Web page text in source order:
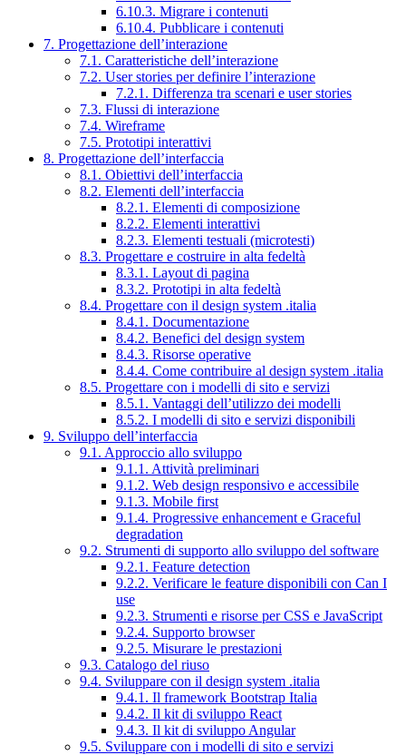
6.10.3. Migrare i contenuti
6.10.4. Pubblicare i contenuti
7. Progettazione dell’interazione
7.1. Caratteristiche dell’interazione
7.2. User stories per definire l’interazione
7.2.1. Differenza tra scenari e user stories
7.3. Flussi di interazione
7.4. Wireframe
7.5. Prototipi interattivi
8. Progettazione dell’interfaccia
8.1. Obiettivi dell’interfaccia
8.2. Elementi dell’interfaccia
8.2.1. Elementi di composizione
8.2.2. Elementi interattivi
8.2.3. Elementi testuali (microtesti)
8.3. Progettare e costruire in alta fedeltà
8.3.1. Layout di pagina
8.3.2. Prototipi in alta fedeltà
8.4. Progettare con il design system .italia
8.4.1. Documentazione
8.4.2. Benefici del design system
8.4.3. Risorse operative
8.4.4. Come contribuire al design system .italia
8.5. Progettare con i modelli di sito e servizi
8.5.1. Vantaggi dell’utilizzo dei modelli
8.5.2. I modelli di sito e servizi disponibili
9. Sviluppo dell’interfaccia
9.1. Approccio allo sviluppo
9.1.1. Attività preliminari
9.1.2. Web design responsivo e accessibile
9.1.3. Mobile first
9.1.4. Progressive enhancement e Graceful
degradation
9.2. Strumenti di supporto allo sviluppo del software
9.2.1. Feature detection
9.2.2. Verificare le feature disponibili con Can I
use
9.2.3. Strumenti e risorse per CSS e JavaScript
9.2.4. Supporto browser
9.2.5. Misurare le prestazioni
9.3. Catalogo del riuso
9.4. Sviluppare con il design system .italia
9.4.1. Il framework Bootstrap Italia
9.4.2. Il kit di sviluppo React
9.4.3. Il kit di sviluppo Angular
9.5. Sviluppare con i modelli di sito e servizi